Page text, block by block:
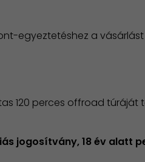
egyeztetéshez a
120 perces offroad
jogosítvány, 18 év alatt